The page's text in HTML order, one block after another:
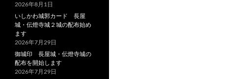
2026年8月1日
いしかわ城郭カード 長屋
城・伝燈寺城２城の配布始め
ます
2026年7月29日
御城印 長屋城・伝燈寺城の
配布を開始します
2026年7月29日